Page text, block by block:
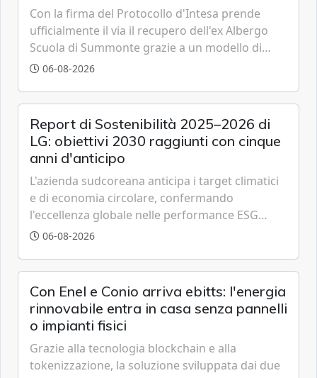
Con la firma del Protocollo d'Intesa prende
ufficialmente il via il recupero dell'ex Albergo
Scuola di Summonte grazie a un modello di
partenariato pubblico-privato e a una rete di
06-08-2026
Report di Sostenibilità 2025–2026 di
LG: obiettivi 2030 raggiunti con cinque
anni d'anticipo
L'azienda sudcoreana anticipa i target climatici
e di economia circolare, confermando
l'eccellenza globale nelle performance ESG
grazie a innovazione, accessibilità e governance
06-08-2026
Con Enel e Conio arriva ebitts: l'energia
rinnovabile entra in casa senza pannelli
o impianti fisici
Grazie alla tecnologia blockchain e alla
tokenizzazione, la soluzione sviluppata dai due